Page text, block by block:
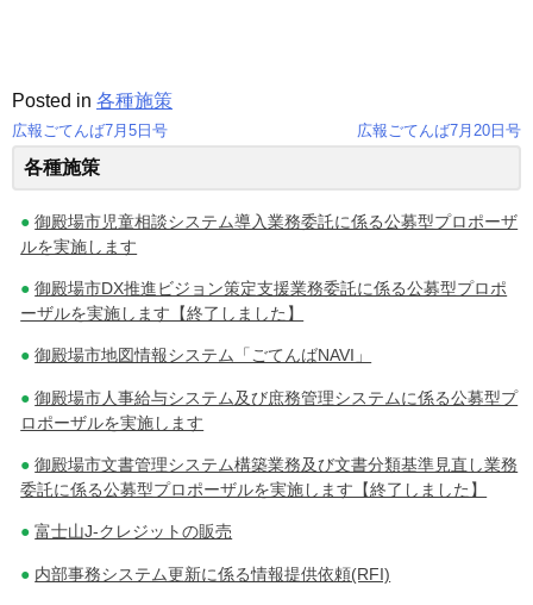
Posted in 各種施策
投
ナ
ビ
シ
ョ
広報ごてんば7月5日号 広報ごてんば7月20日号
各種施策
御殿場市児童相談システム導入業務委託に係る公募型プロポーザ
ルを実施します
御殿場市DX推進ビジョン策定支援業務委託に係る公募型プロポ
ーザルを実施します【終了しました】
御殿場市地図情報システム「ごてんばNAVI」
御殿場市人事給与システム及び庶務管理システムに係る公募型プ
ロポーザルを実施します
御殿場市文書管理システム構築業務及び文書分類基準見直し業務
委託に係る公募型プロポーザルを実施します【終了しました】
富士山J-クレジットの販売
内部事務システム更新に係る情報提供依頼(RFI)